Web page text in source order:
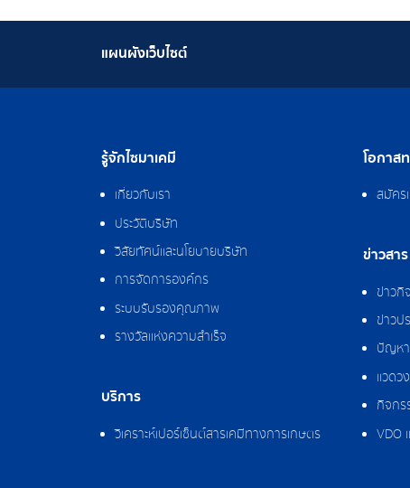
แผนผังเว็บไซต์
รู้จักไซมาเคมี
เกี่ยวกับเรา
ประวัติบริษัท
วิสัยทัศน์และนโยบายบริษัท
การจัดการองค์กร
ระบบรับรองคุณภาพ
รางวัลแห่งความสำเร็จ
บริการ
วิเคราะห์เปอร์เซ็นต์สารเคมีทางการเกษตร
โอกาส
สมัคร
ข่าวสาร
ข่าวกิ
ข่าวป
ปัญห
แวดว
กิจกร
VDO